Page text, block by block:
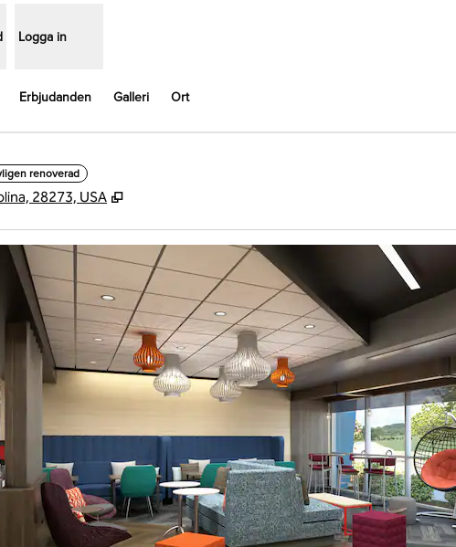
Logga in
Erbjudanden Galleri Ort
renoverad
28273, USA ,